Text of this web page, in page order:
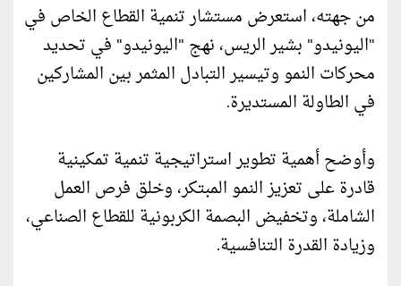
من جهته، استعرض مستشار تنمية القطاع الخاص في
"اليونيدو" بشير الريس، نهج "اليونيدو" في تحديد
محركات النمو وتيسير التبادل المثمر بين المشاركين
في الطاولة المستديرة.
وأوضح أهمية تطوير استراتيجية تنمية تمكينية
قادرة على تعزيز النمو المبتكر، وخلق فرص العمل
الشاملة، وتخفيض البصمة الكربونية للقطاع الصناعي،
وزيادة القدرة التنافسية.